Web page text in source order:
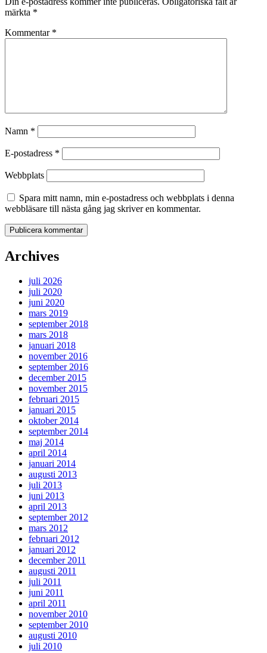
märkta *
Kommentar *
Namn *
E-postadress *
Webbplats
Spara mitt namn, min e-postadress och webbplats i denna
webbläsare till nästa gång jag skriver en kommentar.
Archives
juli 2026
juli 2020
juni 2020
mars 2019
september 2018
mars 2018
januari 2018
november 2016
september 2016
december 2015
november 2015
februari 2015
januari 2015
oktober 2014
september 2014
maj 2014
april 2014
januari 2014
augusti 2013
juli 2013
juni 2013
april 2013
september 2012
mars 2012
februari 2012
januari 2012
december 2011
augusti 2011
juli 2011
juni 2011
april 2011
november 2010
september 2010
augusti 2010
juli 2010